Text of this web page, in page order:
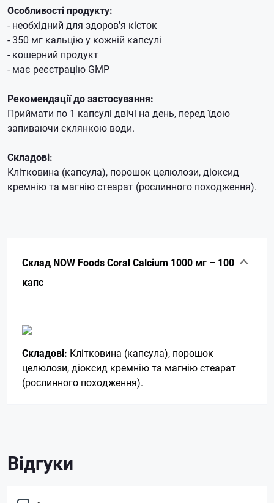
Особливості продукту:
- необхідний для здоров'я кісток
- 350 мг кальцію у кожній капсулі
- кошерний продукт
- має реєстрацію GMP
Рекомендації до застосування:
Приймати по 1 капсулі двічі на день, перед їдою
запиваючи склянкою води.
Складові:
Клітковина (капсула), порошок целюлози, діоксид
кремнію та магнію стеарат (рослинного походження).
Склад NOW Foods Coral Calcium 1000 мг – 100
капс
Складові: Клітковина (капсула), порошок
целюлози, діоксид кремнію та магнію стеарат
(рослинного походження).
Відгуки